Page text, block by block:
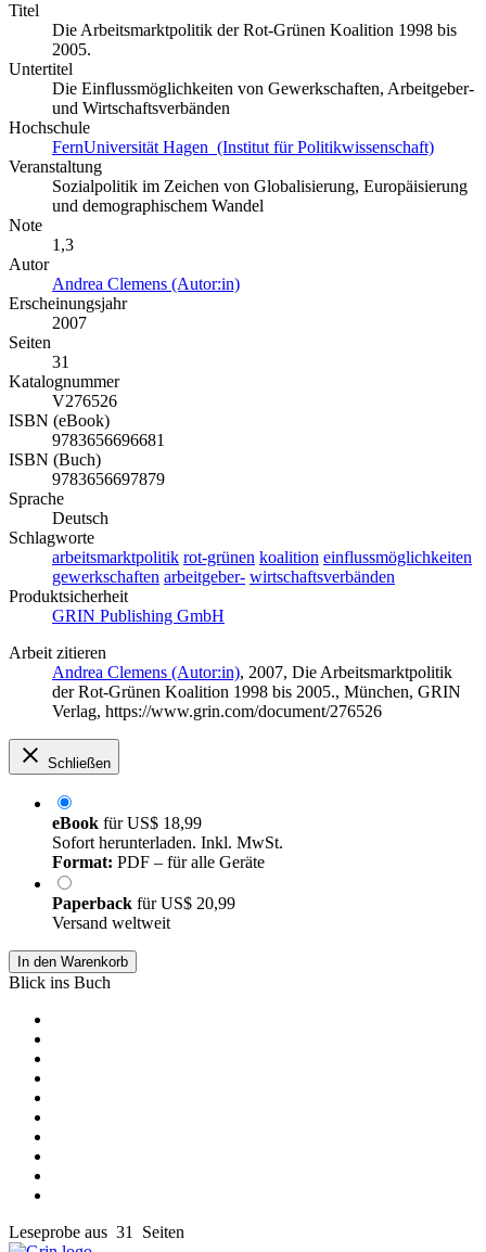
Titel
Die Arbeitsmarktpolitik der Rot-Grünen Koalition 1998 bis
2005.
Untertitel
Die Einflussmöglichkeiten von Gewerkschaften, Arbeitgeber-
und Wirtschaftsverbänden
Hochschule
FernUniversität Hagen (Institut für Politikwissenschaft)
Veranstaltung
Sozialpolitik im Zeichen von Globalisierung, Europäisierung
und demographischem Wandel
Note
1,3
Autor
Andrea Clemens (Autor:in)
Erscheinungsjahr
2007
Seiten
31
Katalognummer
V276526
ISBN (eBook)
9783656696681
ISBN (Buch)
9783656697879
Sprache
Deutsch
Schlagworte
arbeitsmarktpolitik rot-grünen koalition einflussmöglichkeiten
gewerkschaften arbeitgeber- wirtschaftsverbänden
Produktsicherheit
GRIN Publishing GmbH
Arbeit zitieren
Andrea Clemens (Autor:in), 2007, Die Arbeitsmarktpolitik
der Rot-Grünen Koalition 1998 bis 2005., München, GRIN
Verlag, https://www.grin.com/document/276526
Schließen
eBook fürUS$ 18,99
Sofort herunterladen. Inkl. MwSt.
Format: PDF – für alle Geräte
Paperback fürUS$ 20,99
Versand weltweit
In den Warenkorb
Blick ins Buch